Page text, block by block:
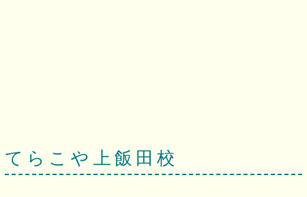
てらこや上飯田校